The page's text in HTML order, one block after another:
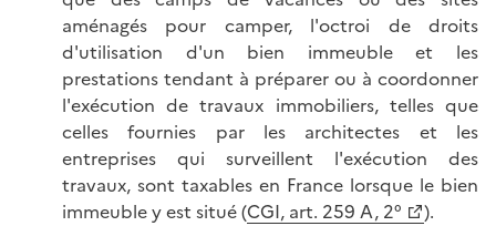
aménagés pour camper, l'octroi de droits
d'utilisation d'un bien immeuble et les
prestations tendant à préparer ou à coordonner
l'exécution de travaux immobiliers, telles que
celles fournies par les architectes et les
entreprises qui surveillent l'exécution des
travaux, sont taxables en France lorsque le bien
immeuble y est situé (CGI, art. 259 A, 2°
).